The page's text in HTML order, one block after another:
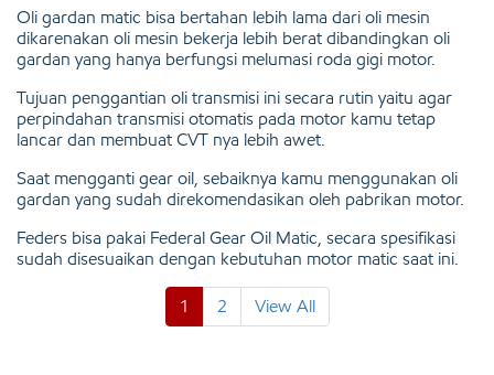
Oli gardan matic bisa bertahan lebih lama dari oli mesin
dikarenakan oli mesin bekerja lebih berat dibandingkan oli
gardan yang hanya berfungsi melumasi roda gigi motor.
Tujuan penggantian oli transmisi ini secara rutin yaitu agar
perpindahan transmisi otomatis pada motor kamu tetap
lancar dan membuat CVT nya lebih awet.
Saat mengganti gear oil, sebaiknya kamu menggunakan oli
gardan yang sudah direkomendasikan oleh pabrikan motor.
Feders bisa pakai Federal Gear Oil Matic, secara spesifikasi
sudah disesuaikan dengan kebutuhan motor matic saat ini.
1 2 View All